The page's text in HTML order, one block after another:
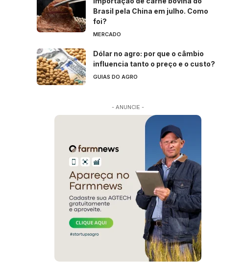
Brasil pela China em julho. Como
foi?
MERCADO
Dólar no agro: por que o câmbio
influencia tanto o preço e o custo?
GUIAS DO AGRO
- ANUNCIE -